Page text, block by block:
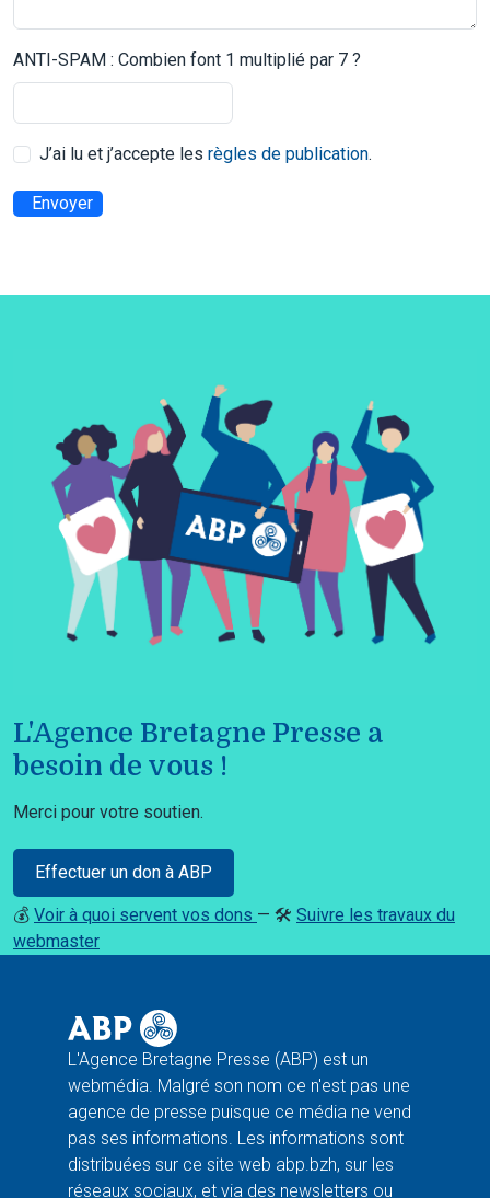
ANTI-SPAM : Combien font 1 multiplié par 7 ?
J’ai lu et j’accepte les règles de publication.
Envoyer
L'Agence Bretagne Presse a
besoin de vous !
Merci pour votre soutien.
Effectuer un don à ABP
💰 Voir à quoi servent vos dons — 🛠️ Suivre les travaux du
webmaster
L'Agence Bretagne Presse (ABP) est un
webmédia. Malgré son nom ce n'est pas une
agence de presse puisque ce média ne vend
pas ses informations. Les informations sont
distribuées sur ce site web abp.bzh, sur les
réseaux sociaux, et via des newsletters ou